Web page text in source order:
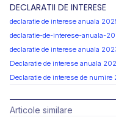
DECLARATII DE INTERESE
declaratie de interese anuala
declaratie-de-interese-anuala-
declaratie de interese anuala
Declaratie de interese anuala
Declaratie de interese de numire
Articole similare